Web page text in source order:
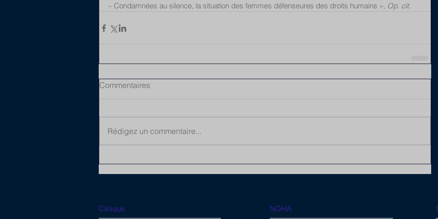
– Condamnées au silence, la situation des femmes défenseures des droits humains », Op. cit.
Commentaires
Rédigez un commentaire...
Clinique NOHA